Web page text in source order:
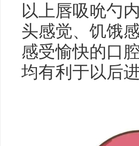
以上唇吸吮勺
头感觉、饥饿
感受愉快的口
均有利于以后